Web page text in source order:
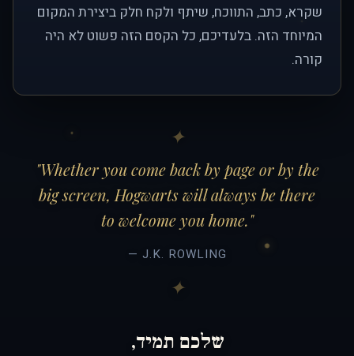
שקרא, כתב, התווכח, שיתף ולקח חלק ביצירת המקום
המיוחד הזה. בלעדיכם, כל הקסם הזה פשוט לא היה
קורה.
"Whether you come back by page or by the
big screen, Hogwarts will always be there
to welcome you home."
— J.K. ROWLING
שלכם תמיד,